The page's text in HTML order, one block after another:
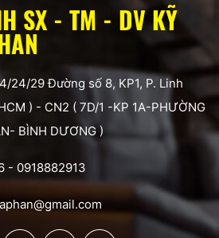
SX - TM - DV KỸ
29 Đường số 8, KP1, P. Linh
) - CN2 ( 7D/1 -KP 1A-PHƯỜNG
BÌNH DƯƠNG )
- 0918882913